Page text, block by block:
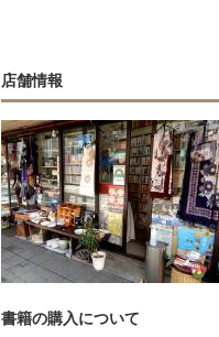
店舗情報
書籍の購入について